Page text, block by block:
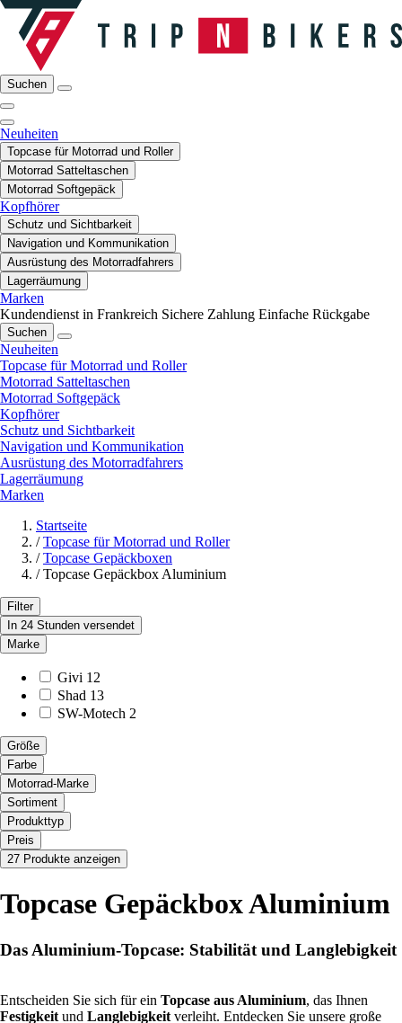
Suchen
Neuheiten
Topcase für Motorrad und Roller
Motorrad Satteltaschen
Motorrad Softgepäck
Kopfhörer
Schutz und Sichtbarkeit
Navigation und Kommunikation
Ausrüstung des Motorradfahrers
Lagerräumung
Marken
Kundendienst in Frankreich Sichere Zahlung Einfache Rückgabe
Suchen
Neuheiten
Topcase für Motorrad und Roller
Motorrad Satteltaschen
Motorrad Softgepäck
Kopfhörer
Schutz und Sichtbarkeit
Navigation und Kommunikation
Ausrüstung des Motorradfahrers
Lagerräumung
Marken
Startseite
/ Topcase für Motorrad und Roller
/ Topcase Gepäckboxen
/ Topcase Gepäckbox Aluminium
Filter
In 24 Stunden versendet
Marke
Givi 12
Shad 13
SW-Motech 2
Größe
Farbe
Motorrad-Marke
Sortiment
Produkttyp
Preis
27 Produkte anzeigen
Topcase Gepäckbox Aluminium
Das Aluminium-Topcase: Stabilität und Langlebigkeit
Entscheiden Sie sich für ein Topcase aus Aluminium, das Ihnen
Festigkeitund Langlebigkeitverleiht. Entdecken Sie unsere große